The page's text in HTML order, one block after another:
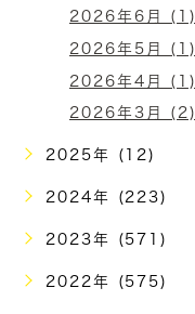
2026年6月 (1)
2026年5月 (1)
2026年4月 (1)
2026年3月 (2)
2025年 (12)
2024年 (223)
2023年 (571)
2022年 (575)